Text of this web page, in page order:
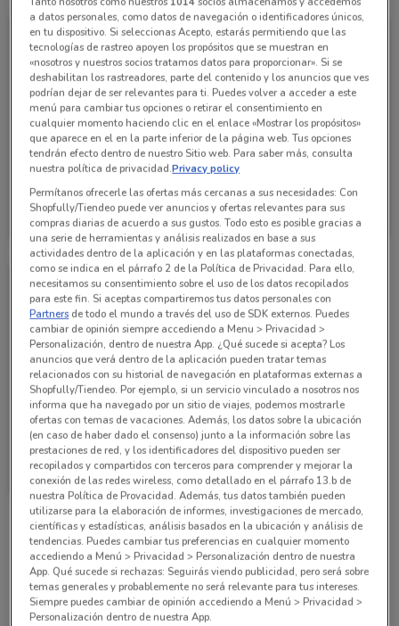
Farmacias Similares
Caduca el 31/08 419 m
Farmacias Similares
Caduca el 31/12 419 m
Sucursales Farmacias Similares alrededor
Fabian Flores, 100 Villa Milpa Alta
419 m
a datos personales, como datos de navegación o identificadores únicos,
en tu dispositivo. Si seleccionas Acepto, estarás permitiendo que las
tecnologías de rastreo apoyen los propósitos que se muestran en
«nosotros y nuestros socios tratamos datos para proporcionar». Si se
deshabilitan los rastreadores, parte del contenido y los anuncios que ves
podrían dejar de ser relevantes para ti. Puedes volver a acceder a este
menú para cambiar tus opciones o retirar el consentimiento en
cualquier momento haciendo clic en el enlace «Mostrar los propósitos»
que aparece en el en la parte inferior de la página web. Tus opciones
tendrán efecto dentro de nuestro Sitio web. Para saber más, consulta
nuestra política de privacidad.Privacy policy
Permítanos ofrecerle las ofertas más cercanas a sus necesidades: Con
Shopfully/Tiendeo puede ver anuncios y ofertas relevantes para sus
compras diarias de acuerdo a sus gustos. Todo esto es posible gracias a
una serie de herramientas y análisis realizados en base a sus
actividades dentro de la aplicación y en las plataformas conectadas,
como se indica en el párrafo 2 de la Política de Privacidad. Para ello,
necesitamos su consentimiento sobre el uso de los datos recopilados
para este fin. Si aceptas compartiremos tus datos personales con
Partners de todo el mundo a través del uso de SDK externos. Puedes
cambiar de opinión siempre accediendo a Menu > Privacidad >
Personalización, dentro de nuestra App. ¿Qué sucede si acepta? Los
anuncios que verá dentro de la aplicación pueden tratar temas
relacionados con su historial de navegación en plataformas externas a
Shopfully/Tiendeo. Por ejemplo, si un servicio vinculado a nosotros nos
informa que ha navegado por un sitio de viajes, podemos mostrarle
ofertas con temas de vacaciones. Además, los datos sobre la ubicación
(en caso de haber dado el consenso) junto a la información sobre las
prestaciones de red, y los identificadores del dispositivo pueden ser
recopilados y compartidos con terceros para comprender y mejorar la
conexión de las redes wireless, como detallado en el párrafo 13.b de
nuestra Política de Provacidad. Además, tus datos también pueden
utilizarse para la elaboración de informes, investigaciones de mercado,
científicas y estadísticas, análisis basados en la ubicación y análisis de
tendencias. Puedes cambiar tus preferencias en cualquier momento
accediendo a Menú > Privacidad > Personalización dentro de nuestra
App. Qué sucede si rechazas: Seguirás viendo publicidad, pero será sobre
temas generales y probablemente no será relevante para tus intereses.
Siempre puedes cambiar de opinión accediendo a Menú > Privacidad >
Personalización dentro de nuestra App.